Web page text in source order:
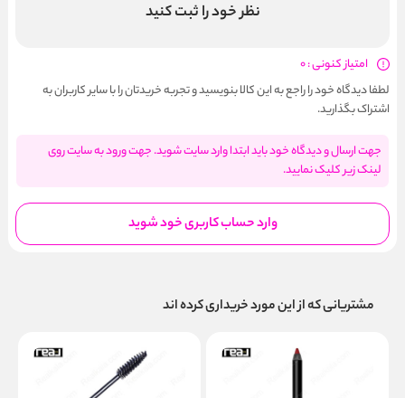
نظر خود را ثبت کنید
امتیاز کنونی : 0
لطفا دیدگاه خود را راجع به این کالا بنویسید و تجربه خریدتان را با سایر کاربران به
اشتراک بگذارید.
جهت ارسال و دیدگاه خود باید ابتدا وارد سایت شوید. جهت ورود به سایت روی
لینک زیر کلیک نمایید.
وارد حساب کاربری خود شوید
مشتریانی که از این مورد خریداری کرده اند